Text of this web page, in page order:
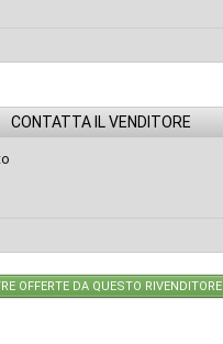
CONTATTA IL VENDITORE
OFFERTE DA QUESTO RIVENDITORE